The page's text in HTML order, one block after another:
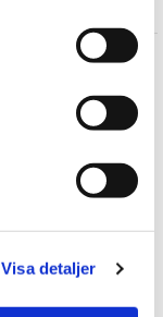
Visa detaljer